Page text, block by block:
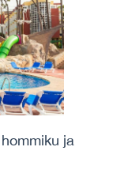
hommiku ja